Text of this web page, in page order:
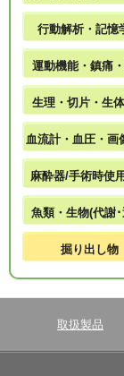
行動解析・記憶
運動機能・鎮痛
生理・切片・生
血流計・血圧・画
麻酔器/手術時使
魚類・生物(代謝
掘り出し物
取扱製品